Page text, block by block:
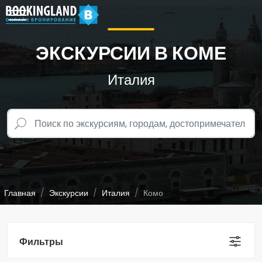
ЭКСКУРСИИ В КОМЕ
Италия
Главная Экскурсии Италия Комо
Фильтры